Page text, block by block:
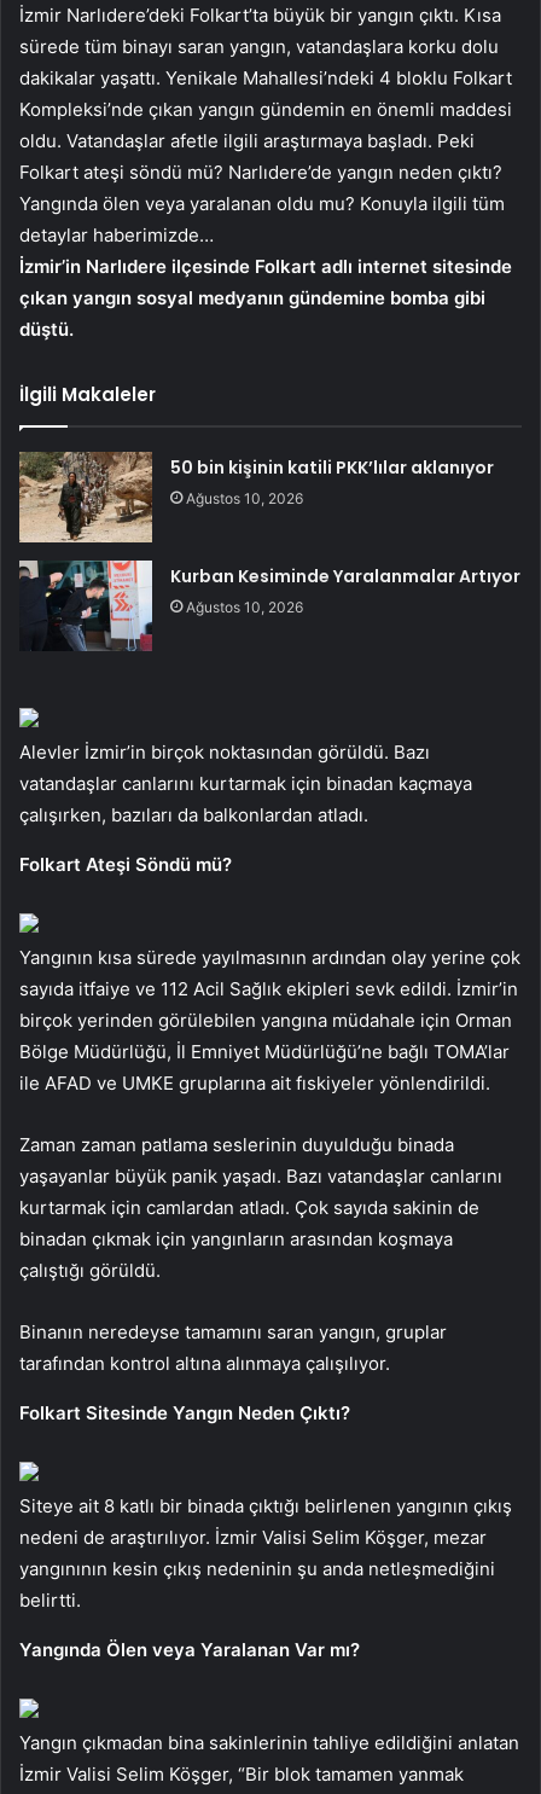
İzmir Narlıdere’deki Folkart’ta büyük bir yangın çıktı. Kısa
sürede tüm binayı saran yangın, vatandaşlara korku dolu
dakikalar yaşattı. Yenikale Mahallesi’ndeki 4 bloklu Folkart
Kompleksi’nde çıkan yangın gündemin en önemli maddesi
oldu. Vatandaşlar afetle ilgili araştırmaya başladı. Peki
Folkart ateşi söndü mü? Narlıdere’de yangın neden çıktı?
Yangında ölen veya yaralanan oldu mu? Konuyla ilgili tüm
detaylar haberimizde…
İzmir’in Narlıdere ilçesinde Folkart adlı internet sitesinde
çıkan yangın sosyal medyanın gündemine bomba gibi
düştü.
İlgili Makaleler
50 bin kişinin katili PKK’lılar aklanıyor
Ağustos 10, 2026
Kurban Kesiminde Yaralanmalar Artıyor
Ağustos 10, 2026
Alevler İzmir’in birçok noktasından görüldü. Bazı
vatandaşlar canlarını kurtarmak için binadan kaçmaya
çalışırken, bazıları da balkonlardan atladı.
Folkart Ateşi Söndü mü?
Yangının kısa sürede yayılmasının ardından olay yerine çok
sayıda itfaiye ve 112 Acil Sağlık ekipleri sevk edildi. İzmir’in
birçok yerinden görülebilen yangına müdahale için Orman
Bölge Müdürlüğü, İl Emniyet Müdürlüğü’ne bağlı TOMA’lar
ile AFAD ve UMKE gruplarına ait fıskiyeler yönlendirildi.
Zaman zaman patlama seslerinin duyulduğu binada
yaşayanlar büyük panik yaşadı. Bazı vatandaşlar canlarını
kurtarmak için camlardan atladı. Çok sayıda sakinin de
binadan çıkmak için yangınların arasından koşmaya
çalıştığı görüldü.
Binanın neredeyse tamamını saran yangın, gruplar
tarafından kontrol altına alınmaya çalışılıyor.
Folkart Sitesinde Yangın Neden Çıktı?
Siteye ait 8 katlı bir binada çıktığı belirlenen yangının çıkış
nedeni de araştırılıyor. İzmir Valisi Selim Köşger, mezar
yangınının kesin çıkış nedeninin şu anda netleşmediğini
belirtti.
Yangında Ölen veya Yaralanan Var mı?
Yangın çıkmadan bina sakinlerinin tahliye edildiğini anlatan
İzmir Valisi Selim Köşger, “Bir blok tamamen yanmak